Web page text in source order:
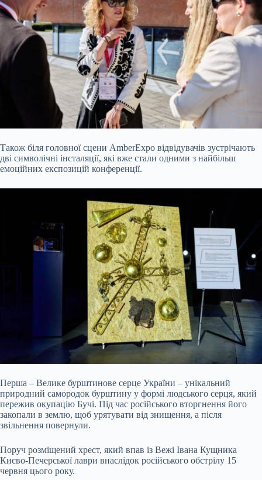
Також біля головної сцени AmberExpo відвідувачів зустрічають
дві символічні інсталяції, які вже стали одними з найбільш
емоційних експозицій конференції.
Перша – Велике бурштинове серце України – унікальний
природний самородок бурштину у формі людського серця, який
пережив окупацію Бучі. Під час російського вторгнення його
закопали в землю, щоб урятувати від знищення, а після
звільнення повернули.
Поруч розміщений хрест, який впав із Вежі Івана Кущника
Києво-Печерської лаври внаслідок російського обстрілу 15
червня цього року.